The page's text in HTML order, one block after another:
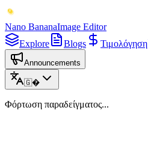
Nano BananaImage Editor
Explore
Blogs Τιμολόγηση
Announcements
🇬�
Φόρτωση παραδείγματος...